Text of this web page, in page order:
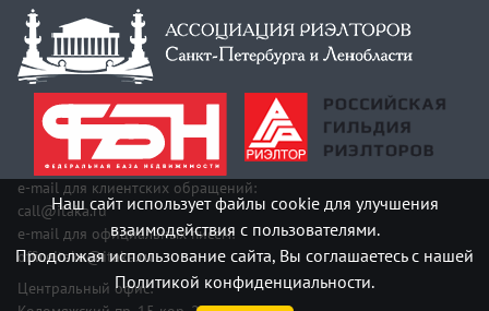
e-mail для клиентских обращений:
call@itaka.ru
e-mail для официальных писем:
officeitaka@itaka.ru
Центральный офис:
Наш сайт использует файлы cookie для улучшения
взаимодействия с пользователями.
Продолжая использование сайта, Вы соглашаетесь с нашей
Политикой конфиденциальности.